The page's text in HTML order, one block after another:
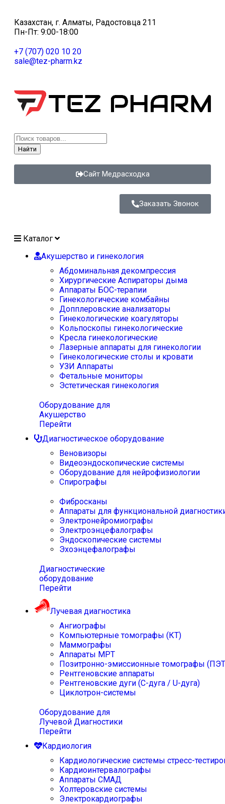
Казахстан, г. Алматы, Радостовца 211
Пн-Пт: 9:00-18:00
+7 (707) 020 10 20
sale@tez-pharm.kz
Найти
Сайт Медрасходка
Заказать Звонок
Каталог
Акушерство и гинекология
Абдоминальная декомпрессия
Хирургические Аспираторы дыма
Аппараты БОС-терапии
Гинекологические комбайны
Допплеровские анализаторы
Гинекологические коагуляторы
Кольпоскопы гинекологические
Кресла гинекологические
Лазерные аппараты для гинекологии
Гинекологические столы и кровати
УЗИ Аппараты
Фетальные мониторы
Эстетическая гинекология
Оборудование для
Акушерство
Перейти
Диагностическое оборудование
Веновизоры
Видеоэндоскопические системы
Оборудование для нейрофизиологии
Спирографы
Фибросканы
Аппараты для функциональной
Электронейромиографы
Электроэнцефалографы
Эндоскопические системы
Эхоэнцефалографы
Диагностические
оборудование
Перейти
Лучевая диагностика
Ангиографы
Компьютерные томографы (КТ)
Маммографы
Аппараты МРТ
Позитронно-эмиссионные томографы
Рентгеновские аппараты
Рентгеновские дуги (С-дуга / U-дуга)
Циклотрон-системы
Оборудование для
Лучевой Диагностики
Перейти
Кардиология
Кардиологические системы стресс-
Кардиоинтервалографы
Аппараты СМАД
Холтеровские системы
Электрокардиографы